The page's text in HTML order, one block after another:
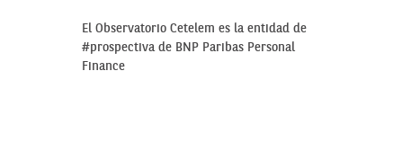
El Observatorio Cetelem es la entidad de
#prospectiva de BNP Paribas Personal
Finance